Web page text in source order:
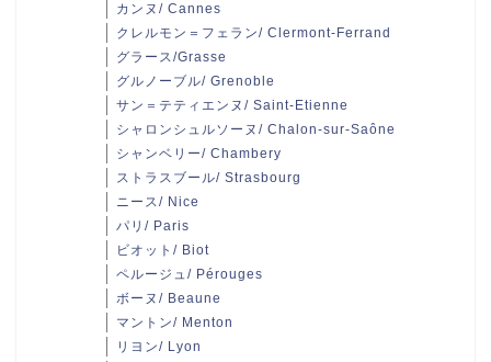
カンヌ/ Cannes
クレルモン＝フェラン/ Clermont-Ferrand
グラース/Grasse
グルノーブル/ Grenoble
サン＝テティエンヌ/ Saint-Etienne
シャロンシュルソーヌ/ Chalon-sur-Saône
シャンベリー/ Chambery
ストラスブール/ Strasbourg
ニース/ Nice
パリ/ Paris
ビオット/ Biot
ペルージュ/ Pérouges
ボーヌ/ Beaune
マントン/ Menton
リヨン/ Lyon